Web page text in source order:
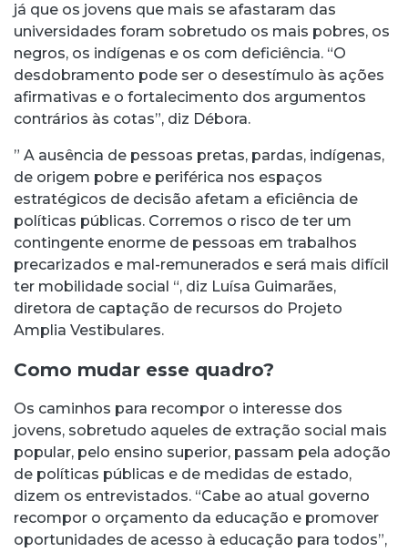
já que os jovens que mais se afastaram das
universidades foram sobretudo os mais pobres, os
negros, os indígenas e os com deficiência. “O
desdobramento pode ser o desestímulo às ações
afirmativas e o fortalecimento dos argumentos
contrários às cotas”, diz Débora.
” A ausência de pessoas pretas, pardas, indígenas,
de origem pobre e periférica nos espaços
estratégicos de decisão afetam a eficiência de
políticas públicas. Corremos o risco de ter um
contingente enorme de pessoas em trabalhos
precarizados e mal-remunerados e será mais difícil
ter mobilidade social “, diz Luísa Guimarães,
diretora de captação de recursos do Projeto
Amplia Vestibulares.
Como mudar esse quadro?
Os caminhos para recompor o interesse dos
jovens, sobretudo aqueles de extração social mais
popular, pelo ensino superior, passam pela adoção
de políticas públicas e de medidas de estado,
dizem os entrevistados. “Cabe ao atual governo
recompor o orçamento da educação e promover
oportunidades de acesso à educação para todos”,